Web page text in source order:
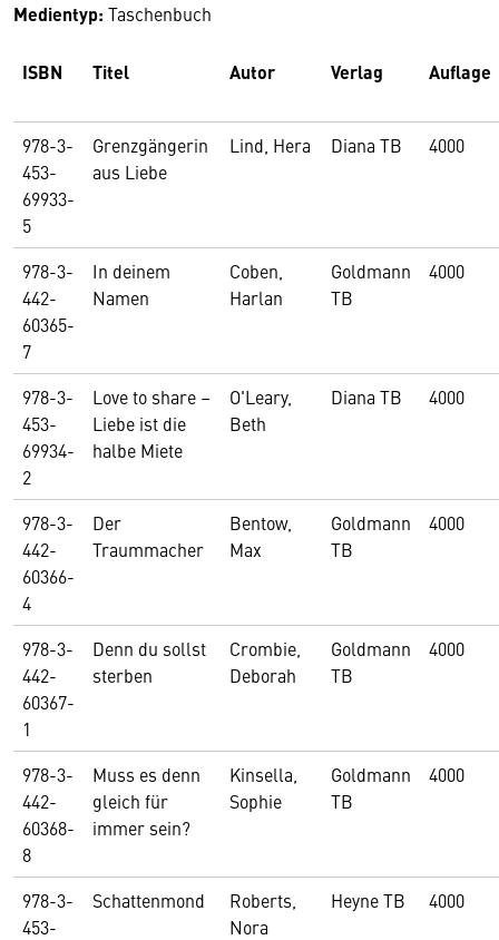
Medientyp: Taschenbuch
ISBN Titel Autor Verlag Auflage
978-3-
453-
69933-
5
Grenzgängerin
aus Liebe
Lind, Hera Diana TB 4000
978-3-
442-
60365-
7
In deinem
Namen
Coben,
Harlan
Goldmann
TB
4000
978-3-
453-
69934-
2
Love to share –
Liebe ist die
halbe Miete
O'Leary,
Beth
Diana TB 4000
978-3-
442-
60366-
4
Der
Traummacher
Bentow,
Max
Goldmann
TB
4000
978-3-
442-
60367-
1
Denn du sollst
sterben
Crombie,
Deborah
Goldmann
TB
4000
978-3-
442-
60368-
8
Muss es denn
gleich für
immer sein?
Kinsella,
Sophie
Goldmann
TB
4000
978-3-
453-
Schattenmond
Roberts,
Nora
Heyne TB 4000